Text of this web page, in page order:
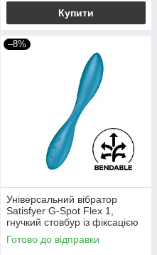
Купити
–8%
Універсальний вібратор
Satisfyer G-Spot Flex 1,
гнучкий стовбур із фіксацією
положення
Готово до відправки